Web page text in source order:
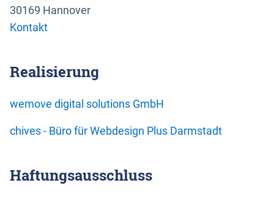
30169 Hannover
Kontakt
Realisierung
wemove digital solutions GmbH
chives - Büro für Webdesign Plus Darmstadt
Haftungsausschluss